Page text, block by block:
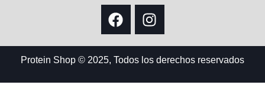
Protein Shop © 2025, Todos los derechos reservados